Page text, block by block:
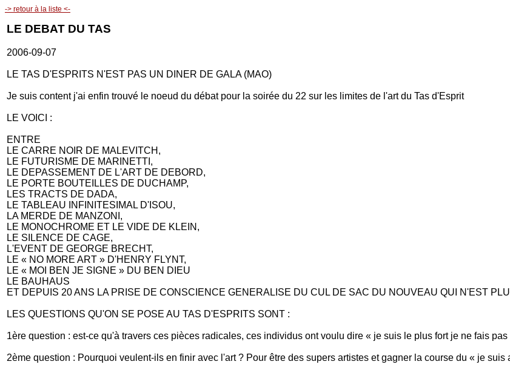
-> retour à la liste <-
LE DEBAT DU TAS
2006-09-07
LE TAS D'ESPRITS N'EST PAS UN DINER DE GALA (MAO)
Je suis content j'ai enfin trouvé le noeud du débat pour la soirée du 22 sur les limites de l'art du Tas d'Esprit
LE VOICI :
ENTRE
LE CARRE NOIR DE MALEVITCH,
LE FUTURISME DE MARINETTI,
LE DEPASSEMENT DE L'ART DE DEBORD,
LE PORTE BOUTEILLES DE DUCHAMP,
LES TRACTS DE DADA,
LE TABLEAU INFINITESIMAL D'ISOU,
LA MERDE DE MANZONI,
LE MONOCHROME ET LE VIDE DE KLEIN,
LE SILENCE DE CAGE,
L'EVENT DE GEORGE BRECHT,
LE « NO MORE ART » D'HENRY FLYNT,
LE « MOI BEN JE SIGNE » DU BEN DIEU
LE BAUHAUS
ET DEPUIS 20 ANS LA PRISE DE CONSCIENCE GENERALISE DU CUL DE SAC DU NOUVEAU QUI N'EST
LES QUESTIONS QU'ON SE POSE AU TAS D'ESPRITS SONT :
1ère question : est-ce qu'à travers ces pièces radicales, ces individus ont voulu dire « je suis le plus fort je ne fais
2ème question : Pourquoi veulent-ils en finir avec l'art ? Pour être des supers artistes et gagner la course du « je